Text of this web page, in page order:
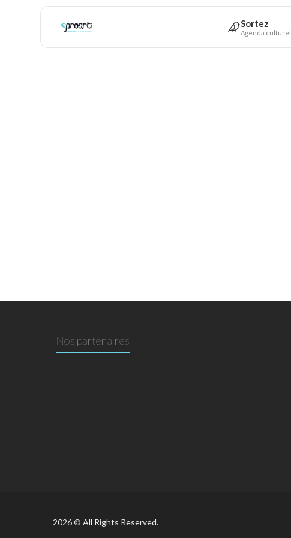
Sortez
Agenda culturel
Nos partenaires
2026 © All Rights Reserved.